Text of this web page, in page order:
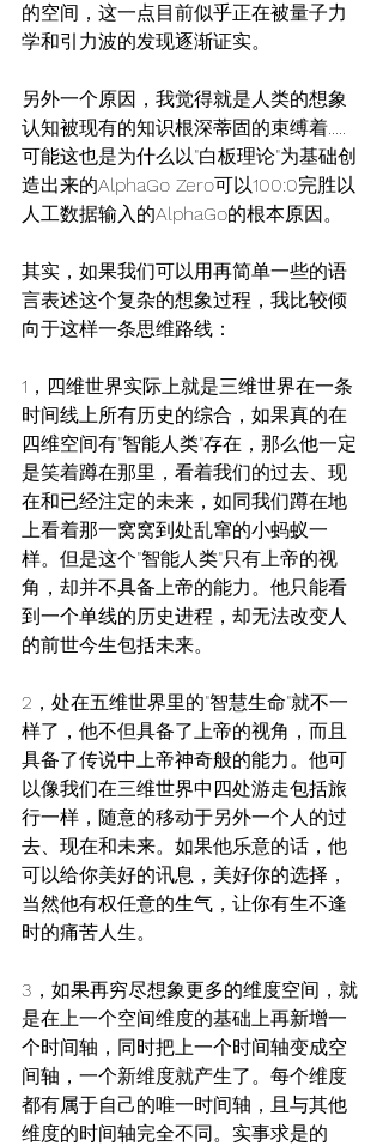
的空间，这一点目前似乎正在被量子力
学和引力波的发现逐渐证实。
另外一个原因，我觉得就是人类的想象
认知被现有的知识根深蒂固的束缚着.....
可能这也是为什么以"白板理论"为基础创
造出来的AlphaGo Zero可以100:0完胜以
人工数据输入的AlphaGo的根本原因。
其实，如果我们可以用再简单一些的语
言表述这个复杂的想象过程，我比较倾
向于这样一条思维路线：
1，四维世界实际上就是三维世界在一条
时间线上所有历史的综合，如果真的在
四维空间有"智能人类"存在，那么他一定
是笑着蹲在那里，看着我们的过去、现
在和已经注定的未来，如同我们蹲在地
上看着那一窝窝到处乱窜的小蚂蚁一
样。但是这个"智能人类"只有上帝的视
角，却并不具备上帝的能力。他只能看
到一个单线的历史进程，却无法改变人
的前世今生包括未来。
2，处在五维世界里的"智慧生命"就不一
样了，他不但具备了上帝的视角，而且
具备了传说中上帝神奇般的能力。他可
以像我们在三维世界中四处游走包括旅
行一样，随意的移动于另外一个人的过
去、现在和未来。如果他乐意的话，他
可以给你美好的讯息，美好你的选择，
当然他有权任意的生气，让你有生不逢
时的痛苦人生。
3，如果再穷尽想象更多的维度空间，就
是在上一个空间维度的基础上再新增一
个时间轴，同时把上一个时间轴变成空
间轴，一个新维度就产生了。每个维度
都有属于自己的唯一时间轴，且与其他
维度的时间轴完全不同。实事求是的